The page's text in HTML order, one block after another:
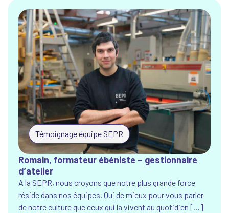
Témoignage équipe SEPR
Romain, formateur ébéniste – gestionnaire
d’atelier
A la SEPR, nous croyons que notre plus grande force
réside dans nos équipes. Qui de mieux pour vous parler
de notre culture que ceux qui la vivent au quotidien […]